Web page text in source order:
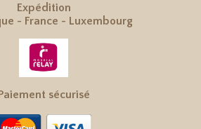
Expédition
- France - Luxembourg
sécurisé